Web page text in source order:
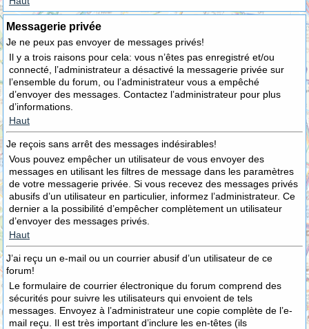
Messagerie privée
Je ne peux pas envoyer de messages privés!
Il y a trois raisons pour cela: vous n’êtes pas enregistré et/ou
connecté, l’administrateur a désactivé la messagerie privée sur
l’ensemble du forum, ou l’administrateur vous a empêché
d’envoyer des messages. Contactez l’administrateur pour plus
d’informations.
Haut
Je reçois sans arrêt des messages indésirables!
Vous pouvez empêcher un utilisateur de vous envoyer des
messages en utilisant les filtres de message dans les paramètres
de votre messagerie privée. Si vous recevez des messages privés
abusifs d’un utilisateur en particulier, informez l’administrateur. Ce
dernier a la possibilité d’empêcher complètement un utilisateur
d’envoyer des messages privés.
Haut
J’ai reçu un e-mail ou un courrier abusif d’un utilisateur de ce
forum!
Le formulaire de courrier électronique du forum comprend des
sécurités pour suivre les utilisateurs qui envoient de tels
messages. Envoyez à l’administrateur une copie complète de l’e-
mail reçu. Il est très important d’inclure les en-têtes (ils